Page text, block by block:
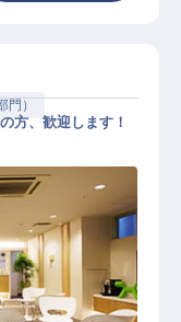
）
方、歓迎します！